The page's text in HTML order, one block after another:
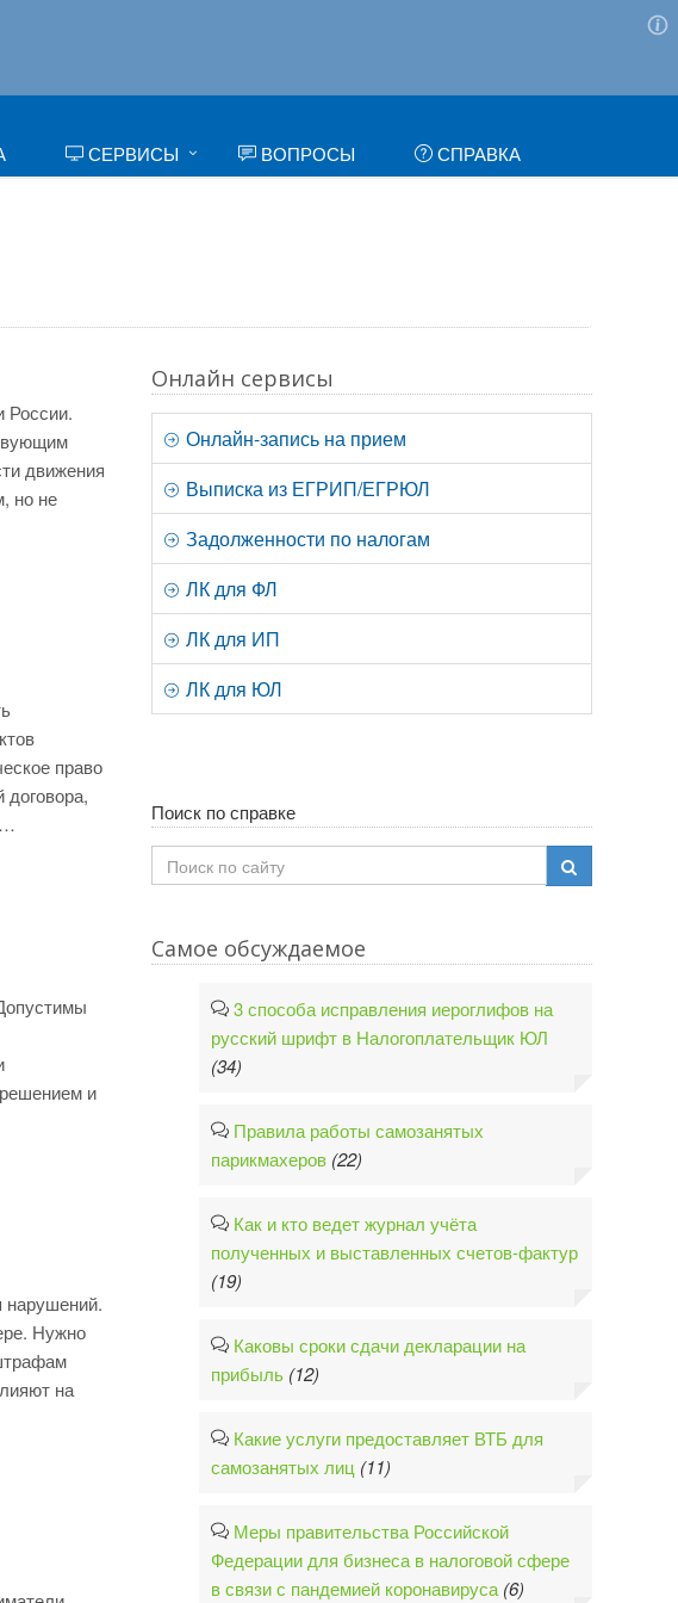
СЕРВИСЫ ВОПРОСЫ СПРАВКА
России.
движения
но не
право
…
и
нарушений.
Нужно
на
Онлайн сервисы
Онлайн-запись на прием
Выписка из ЕГРИП/ЕГРЮЛ
Задолженности по налогам
ЛК для ФЛ
ЛК для ИП
ЛК для ЮЛ
Поиск по справке
Самое обсуждаемое
3 способа исправления иероглифов на
русский шрифт в Налогоплательщик ЮЛ
(34)
Правила работы самозанятых
парикмахеров (22)
Как и кто ведет журнал учёта
полученных и выставленных счетов-фактур
(19)
Каковы сроки сдачи декларации на
прибыль (12)
Какие услуги предоставляет ВТБ для
самозанятых лиц (11)
Меры правительства Российской
Федерации для бизнеса в налоговой сфере
в связи с пандемией коронавируса (6)